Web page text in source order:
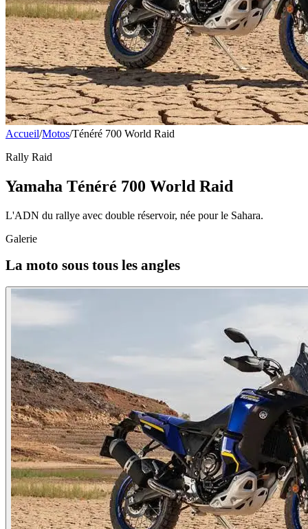
Accueil/Motos/Ténéré 700 World Raid
Rally Raid
Yamaha Ténéré 700 World Raid
L'ADN du rallye avec double réservoir, née pour le Sahara.
Galerie
La moto sous tous les angles